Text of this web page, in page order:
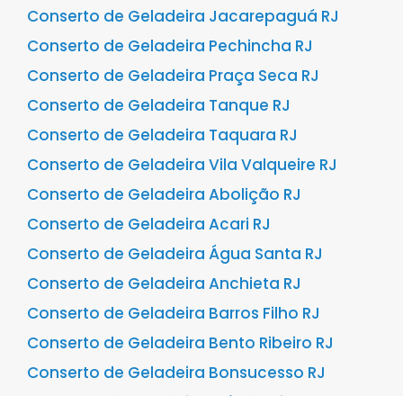
Conserto de Geladeira Jacarepaguá RJ
Conserto de Geladeira Pechincha RJ
Conserto de Geladeira Praça Seca RJ
Conserto de Geladeira Tanque RJ
Conserto de Geladeira Taquara RJ
Conserto de Geladeira Vila Valqueire RJ
Conserto de Geladeira Abolição RJ
Conserto de Geladeira Acari RJ
Conserto de Geladeira Água Santa RJ
Conserto de Geladeira Anchieta RJ
Conserto de Geladeira Barros Filho RJ
Conserto de Geladeira Bento Ribeiro RJ
Conserto de Geladeira Bonsucesso RJ